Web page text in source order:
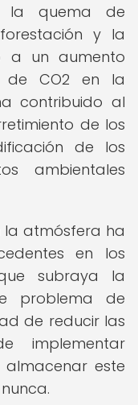
la quema de
y la
a un aumento
de CO2 en la
contribuido al
de los
de los
ambientales
la atmósfera ha
en los
subraya la
problema de
de reducir las
implementar
este